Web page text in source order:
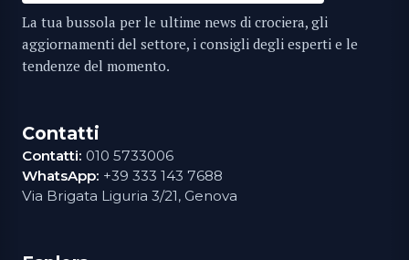
La tua bussola per le ultime news di crociera, gli
aggiornamenti del settore, i consigli degli esperti e le
tendenze del momento.
Contatti
Contatti: 010 5733006
WhatsApp: +39 333 143 7688
Via Brigata Liguria 3/21, Genova